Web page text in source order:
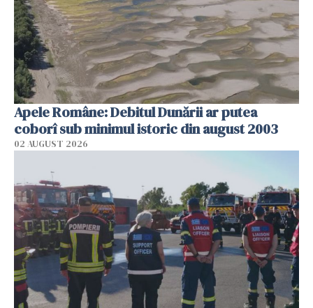
Apele Române: Debitul Dunării ar putea
coborî sub minimul istoric din august 2003
02 AUGUST 2026